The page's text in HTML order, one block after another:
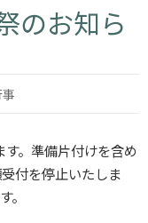
のお知ら
。準備片付けを含め
付を停止いたしま
。